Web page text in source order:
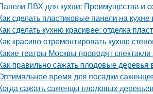
ПВХ для кухни: Преимущества и
сделать пластиковые панели на
сделать кухню красивее: отделка
красиво отремонтировать кухню
театры Москвы проводят спектакли
правильно сажать плодовые
время для посадки
сажать саженцы плодовых